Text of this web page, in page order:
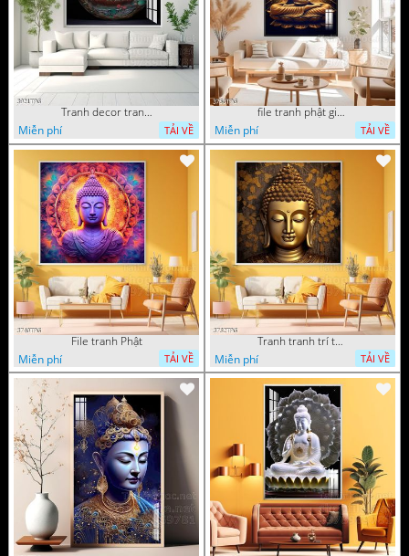
Tranh decor trang trí tường Phật giáo
Miễn phí
TẢI VỀ
file tranh phật giáo mẫu mới nhất
Miễn phí
TẢI VỀ
File tranh Phật
Miễn phí
TẢI VỀ
Tranh tranh trí tường phật giáo sang trọng
Miễn phí
TẢI VỀ